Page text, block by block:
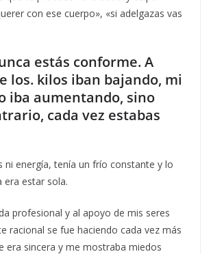
con ese cuerpo», «si adelgazas vas
estás conforme. A
los. kilos iban bajando, mi
iba aumentando, sino
cada vez estabas
ni energía, tenía un frío constante y lo
era estar sola.
profesional y al apoyo de mis seres
racional se fue haciendo cada vez más
era sincera y me mostraba miedos